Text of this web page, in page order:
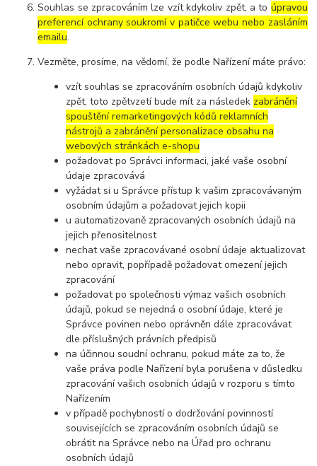
Souhlas se zpracováním lze vzít kdykoliv zpět, a to úpravou
preferencí ochrany soukromí v patičce webu nebo zasláním
emailu.
Vezměte, prosíme, na vědomí, že podle Nařízení máte právo:
vzít souhlas se zpracováním osobních údajů kdykoliv
zpět, toto zpětvzetí bude mít za následek zabránění
spouštění remarketingových kódů reklamních
nástrojů a zabránění personalizace obsahu na
webových stránkách e-shopu
požadovat po Správci informaci, jaké vaše osobní
údaje zpracovává
vyžádat si u Správce přístup k vašim zpracovávaným
osobním údajům a požadovat jejich kopii
u automatizovaně zpracovaných osobních údajů na
jejich přenositelnost
nechat vaše zpracovávané osobní údaje aktualizovat
nebo opravit, popřípadě požadovat omezení jejich
zpracování
požadovat po společnosti výmaz vašich osobních
údajů, pokud se nejedná o osobní údaje, které je
Správce povinen nebo oprávněn dále zpracovávat
dle příslušných právních předpisů
na účinnou soudní ochranu, pokud máte za to, že
vaše práva podle Nařízení byla porušena v důsledku
zpracování vašich osobních údajů v rozporu s tímto
Nařízením
v případě pochybností o dodržování povinností
souvisejících se zpracováním osobních údajů se
obrátit na Správce nebo na Úřad pro ochranu
osobních údajů